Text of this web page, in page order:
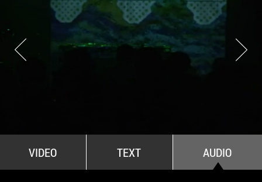
CinePOLSKA – filme poloneze la
București
PEOPLE OF ROMANIA se lansează la
galeria Simeza
All Stars For Outernational
VIDEO TEXT AUDIO